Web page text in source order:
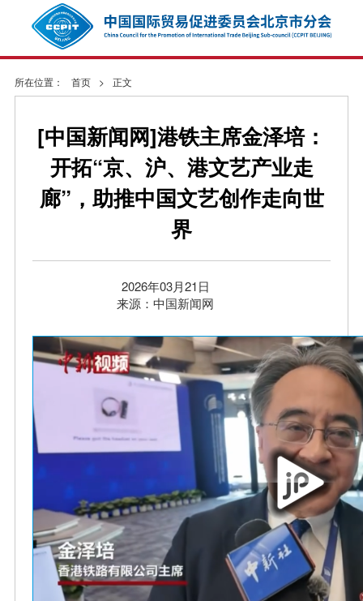
所在位置： 首页 > 正文
[中国新闻网]港铁主席金泽培：
开拓“京、沪、港文艺产业走
廊”，助推中国文艺创作走向世
界
2026年03月21日
来源：中国新闻网